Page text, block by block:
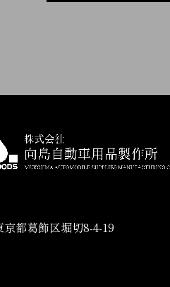
都葛飾区堀切8-4-19